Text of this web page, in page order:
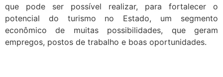
que pode ser possível realizar, para fortalecer o
potencial do turismo no Estado, um segmento
econômico de muitas possibilidades, que geram
empregos, postos de trabalho e boas oportunidades.